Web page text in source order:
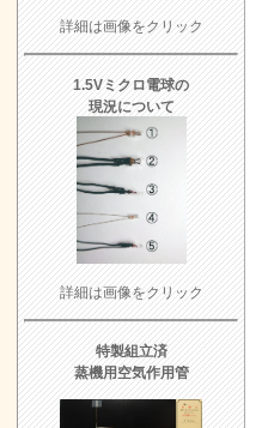
詳細は画像をクリック
1.5Vミクロ電球の
現況について
詳細は画像をクリック
特製組立済
蒸機用空気作用管